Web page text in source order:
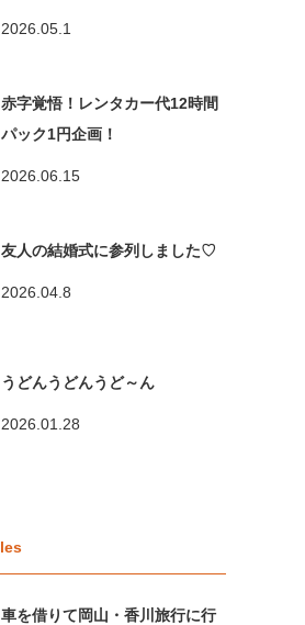
2026.05.1
赤字覚悟！レンタカー代12時間
パック1円企画！
2026.06.15
友人の結婚式に参列しました♡
2026.04.8
うどんうどんうど～ん
2026.01.28
車を借りて岡山・香川旅行に行